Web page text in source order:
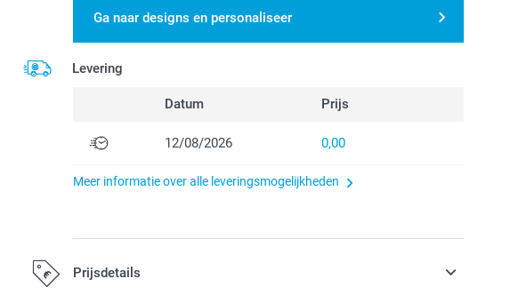
Ga naar designs en personaliseer
Levering
Datum Prijs
12/08/2026 0,00
Meer informatie over alle leveringsmogelijkheden
Prijsdetails